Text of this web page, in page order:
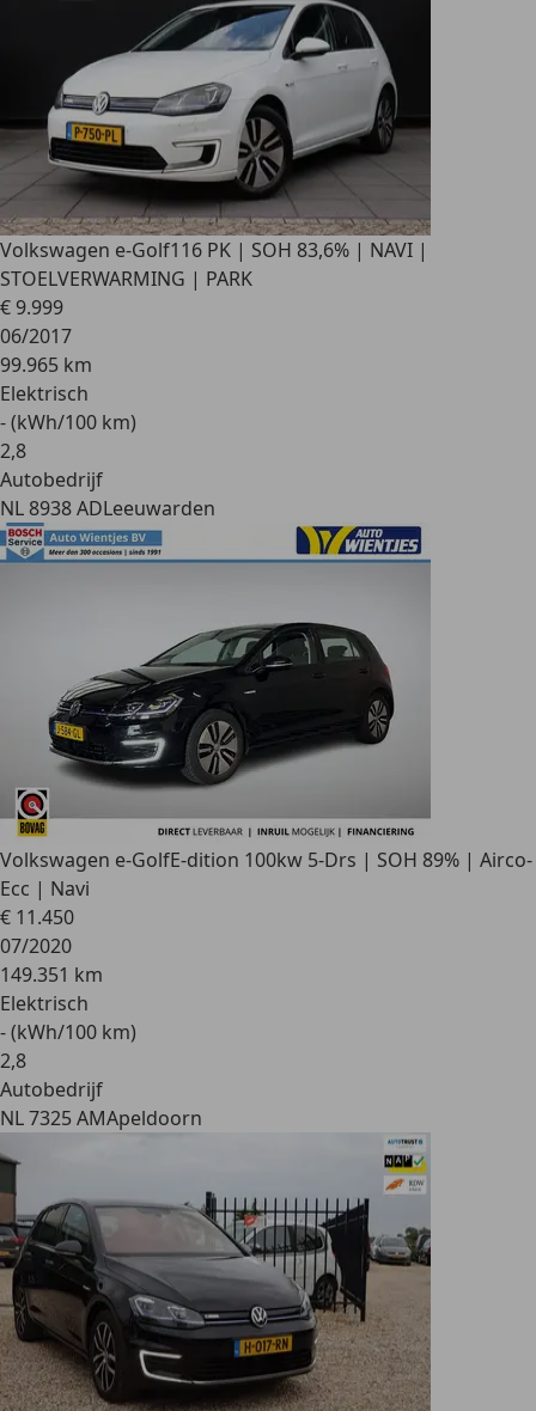
Volkswagen e-Golf116 PK | SOH 83,6% | NAVI |
STOELVERWARMING | PARK
€ 9.999
06/2017
99.965 km
Elektrisch
- (kWh/100 km)
2,8
Autobedrijf
NL 8938 ADLeeuwarden
Volkswagen e-GolfE-dition 100kw 5-Drs | SOH 89% | Airco-
Ecc | Navi
€ 11.450
07/2020
149.351 km
Elektrisch
- (kWh/100 km)
2,8
Autobedrijf
NL 7325 AMApeldoorn